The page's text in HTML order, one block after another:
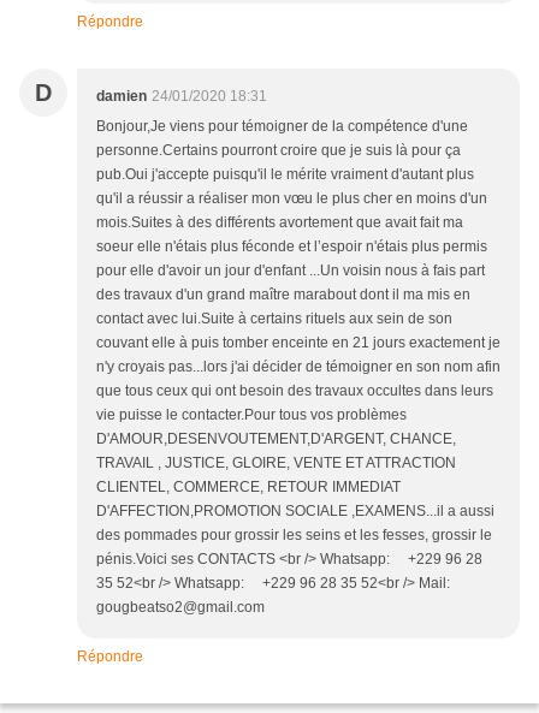
Répondre
D damien 24/01/2020 18:31
Bonjour,Je viens pour témoigner de la compétence d'une
personne.Certains pourront croire que je suis là pour ça
pub.Oui j'accepte puisqu'il le mérite vraiment d'autant plus
qu'il a réussir a réaliser mon vœu le plus cher en moins d'un
mois.Suites à des différents avortement que avait fait ma
soeur elle n'étais plus féconde et l’espoir n'étais plus permis
pour elle d'avoir un jour d'enfant ...Un voisin nous à fais part
des travaux d'un grand maître marabout dont il ma mis en
contact avec lui.Suite à certains rituels aux sein de son
couvant elle à puis tomber enceinte en 21 jours exactement je
n'y croyais pas...lors j'ai décider de témoigner en son nom afin
que tous ceux qui ont besoin des travaux occultes dans leurs
vie puisse le contacter.Pour tous vos problèmes
D'AMOUR,DESENVOUTEMENT,D'ARGENT, CHANCE,
TRAVAIL , JUSTICE, GLOIRE, VENTE ET ATTRACTION
CLIENTEL, COMMERCE, RETOUR IMMEDIAT
D'AFFECTION,PROMOTION SOCIALE ,EXAMENS...il a aussi
des pommades pour grossir les seins et les fesses, grossir le
pénis.Voici ses CONTACTS <br /> Whatsapp: +229 96 28
35 52<br /> Whatsapp: +229 96 28 35 52<br /> Mail:
gougbeatso2@gmail.com
Répondre